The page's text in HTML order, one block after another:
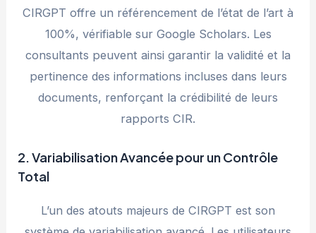
CIRGPT offre un référencement de l’état de l’art à
100%, vérifiable sur Google Scholars. Les
consultants peuvent ainsi garantir la validité et la
pertinence des informations incluses dans leurs
documents, renforçant la crédibilité de leurs
rapports CIR.
2. Variabilisation Avancée pour un Contrôle
Total
L’un des atouts majeurs de CIRGPT est son